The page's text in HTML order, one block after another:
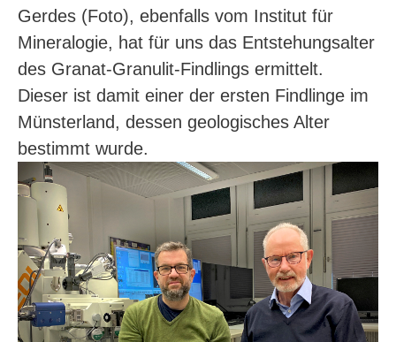
Gerdes (Foto), ebenfalls vom Institut für
Mineralogie, hat für uns das Entstehungsalter
des Granat-Granulit-Findlings ermittelt.
Dieser ist damit einer der ersten Findlinge im
Münsterland, dessen geologisches Alter
bestimmt wurde.